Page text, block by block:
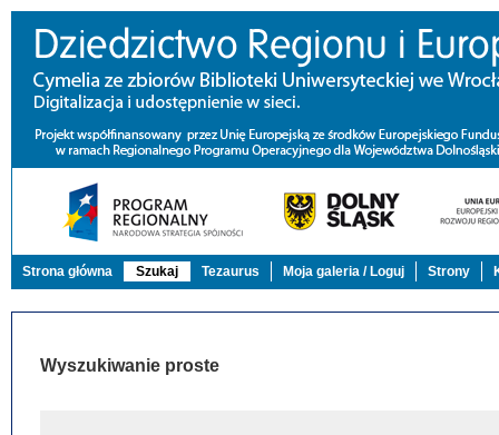
Strona główna Szukaj Tezaurus Moja galeria / Loguj Strony
Wyszukiwanie proste